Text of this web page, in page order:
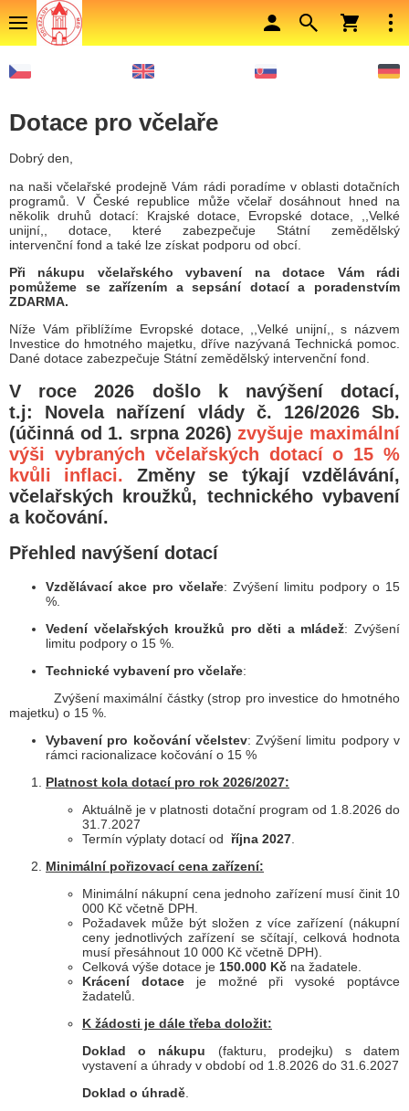
Dotace pro včelaře
Dobrý den,
na naši včelařské prodejně Vám rádi poradíme v oblasti dotačních
programů. V České republice může včelař dosáhnout hned na
několik druhů dotací: Krajské dotace, Evropské dotace, ,,Velké
unijní,, dotace, které zabezpečuje Státní zemědělský
intervenční fond a také lze získat podporu od obcí.
Při nákupu včelařského vybavení na dotace Vám rádi
pomůžeme se zařízením a sepsání dotací a poradenstvím
ZDARMA.
Níže Vám přiblížíme Evropské dotace, ,,Velké unijní,, s názvem
Investice do hmotného majetku, dříve nazývaná Technická pomoc.
Dané dotace zabezpečuje Státní zemědělský intervenční fond.
V roce 2026 došlo k navýšení dotací,
t.j: Novela nařízení vlády č. 126/2026 Sb.
(účinná od 1. srpna 2026)zvyšuje maximální
výši vybraných včelařských dotací o 15 %
kvůli inflaci. Změny se týkají vzdělávání,
včelařských kroužků, technického vybavení
a kočování.
Přehled navýšení dotací
Vzdělávací akce pro včelaře: Zvýšení limitu podpory o 15
%.
Vedení včelařských kroužků pro děti a mládež: Zvýšení
limitu podpory o 15 %.
Technické vybavení pro včelaře:
Zvýšení maximální částky (strop pro investice do hmotného
majetku) o 15 %.
Vybavení pro kočování včelstev: Zvýšení limitu podpory v
rámci racionalizace kočování o 15 %
Platnost kola dotací pro rok 2026/2027:
Aktuálně je v platnosti dotační program od 1.8.2026 do
31.7.2027
Termín výplaty dotací od října 2027
Minimální pořizovací cena zařízení:
Minimální nákupní cena jednoho zařízení musí činit 10
000 Kč včetně DPH.
Požadavek může být složen z více zařízení (nákupní
ceny jednotlivých zařízení se sčítají, celková hodnota
musí přesáhnout 10 000 Kč včetně DPH).
Celková výše dotace je 150.000 Kč na žadatele.
Krácení dotaceje možné při vysoké poptávce
žadatelů.
K žádosti je dále třeba doložit:
Doklad o nákupu (fakturu, prodejku) s datem
vystavení a úhrady v období od 1.8.2026 do 31.6.2027
Doklad o úhradě